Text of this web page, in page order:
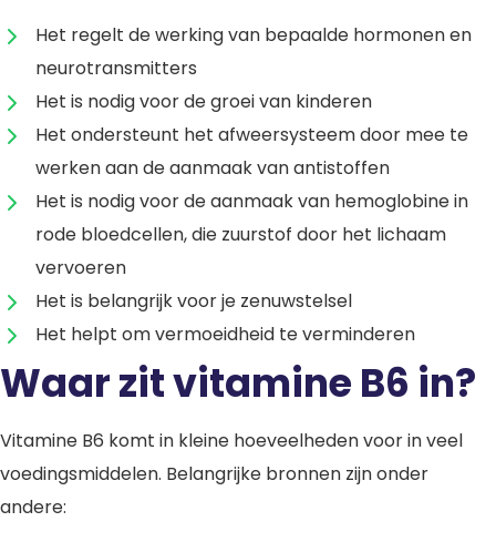
Het regelt de werking van bepaalde hormonen en
neurotransmitters
Het is nodig voor de groei van kinderen
Het ondersteunt het afweersysteem door mee te
werken aan de aanmaak van antistoffen
Het is nodig voor de aanmaak van hemoglobine in
rode bloedcellen, die zuurstof door het lichaam
vervoeren
Het is belangrijk voor je zenuwstelsel
Het helpt om vermoeidheid te verminderen
Waar zit vitamine B6 in?
Vitamine B6 komt in kleine hoeveelheden voor in veel
voedingsmiddelen. Belangrijke bronnen zijn onder
andere: